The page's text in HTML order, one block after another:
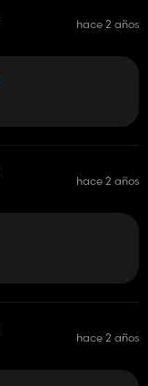
hace 2 años
hace 2 años
hace 2 años